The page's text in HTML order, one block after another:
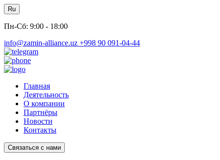
Ru
Пн-Сб: 9:00 - 18:00
info@zamin-alliance.uz +998 90 091-04-44
Главная
Деятельность
О компании
Партнёры
Новости
Контакты
Связаться с нами